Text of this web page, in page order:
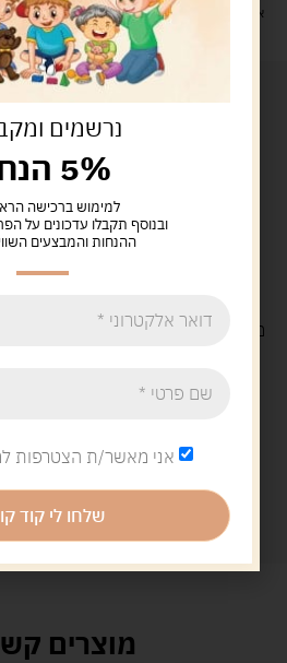
איסוף עצמי: מ"ביתר טויס" רחוב בניין דוד 18, ביתר עילית.
משלוח חינםבקנייה מעל 329 ש"ח
מוצרים
נרשמים
5% הנחה
למימוש ברכישה
ובנוסף תקבלו עדכונים על
ההנחות והמבצעים
אני מאשר/ת הצטרפות
שלחו לי קוד